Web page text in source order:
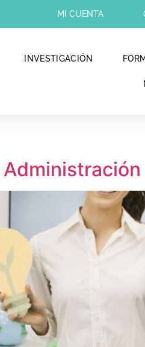
MI CUENTA
INVESTIGACIÓN